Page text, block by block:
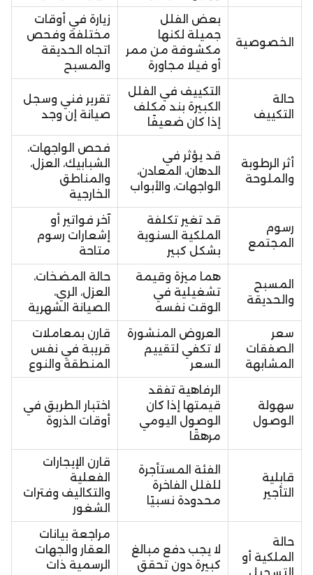
الخصوصية
بعض الفلل
جميلة لكنها
مكشوفة من ممر
أو فيلا مجاورة
زيارة في أوقات
مختلفة وفحص
اتجاه الحديقة
والمسبح
حالة
التكييف
التكييف في الفلل
الكبيرة بند مكلف
إذا كان ضعيفًا
تقرير فني وسجل
صيانة إن وجد
أثر الرطوبة
والملوحة
قد يؤثر في
الدهان، المعادن،
الواجهات، والأبواب
فحص الواجهات،
الشبابيك، العزل،
والمناطق
الخارجية
رسوم
المجتمع
قد تغير تكلفة
الملكية السنوية
بشكل كبير
آخر فواتير أو
إشعارات رسوم
متاحة
المسبح
والحديقة
هما ميزة وقيمة
تشغيلية في
الوقت نفسه
حالة المضخات،
العزل، الري،
الصيانة الشهرية
سعر
الصفقات
المشابهة
العروض المنشورة
لا تكفي لتقييم
السعر
قارن بمعاملات
قريبة في نفس
المنطقة والنوع
سهولة
الوصول
الرفاهية تفقد
قيمتها إذا كان
الوصول اليومي
مرهقًا
اختبار الطريق في
أوقات الذروة
قابلية
التأجير
الفئة المستأجرة
للفلل الفاخرة
محدودة نسبيًا
قارن الإيجارات
الفعلية
والتكاليف وفترات
الشغور
حالة
الملكية أو
التسجيل
لا يجب دفع مبالغ
كبيرة دون تحقق
مراجعة بيانات
العقار والجهات
الرسمية ذات